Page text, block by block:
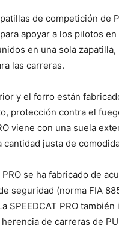
de competición de
apoyar a los pilotos
en una sola zapatilla,
las carreras.
y el forro están
protección contra el
viene con una suela
cantidad justa de
PRO se ha fabricado de
seguridad (norma FIA
SPEEDCAT PRO
de carreras de